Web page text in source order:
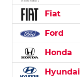
Fiat
Ford
Honda
Hyundai